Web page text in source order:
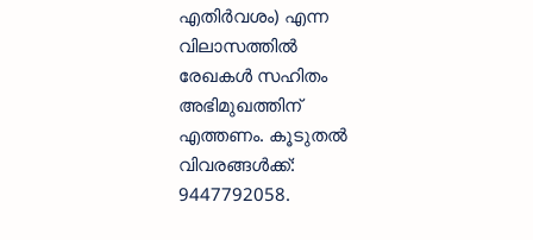
എതിർവശം) എന്ന
വിലാസത്തിൽ
രേഖകൾ സഹിതം
അഭിമുഖത്തിന്
എത്തണം. കൂടുതൽ
വിവരങ്ങൾക്ക്:
9447792058.